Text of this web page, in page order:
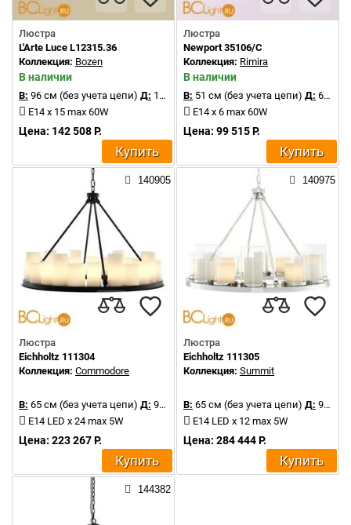
Люстра
L'Arte Luce L12315.36
Коллекция: Bozen
В наличии
В: 96 см (без учета цепи) Д: 115 см
E14 х 15 max 60W
Цена: 142 508 Р.
Купить
Люстра
Newport 35106/C
Коллекция: Rimira
В наличии
В: 51 см (без учета цепи) Д: 64 см
E14 x 6 max 60W
Цена: 99 515 Р.
Купить
140905
Люстра
Eichholtz 111304
Коллекция: Commodore
В: 65 см (без учета цепи) Д: 90 см
E14 LED x 24 max 5W
Цена: 223 267 Р.
Купить
140975
Люстра
Eichholtz 111305
Коллекция: Summit
В: 65 см (без учета цепи) Д: 90 см
E14 LED x 12 max 5W
Цена: 284 444 Р.
Купить
144382